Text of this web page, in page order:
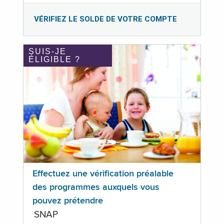
VÉRIFIEZ LE SOLDE DE VOTRE COMPTE
SUIS-JE
ÉLIGIBLE ?
Effectuez une vérification préalable
des programmes auxquels vous
pouvez prétendre
SNAP